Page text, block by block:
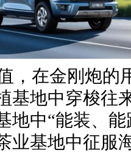
，在金刚炮的
基地中穿梭往
地中“能装、
业基地中征服